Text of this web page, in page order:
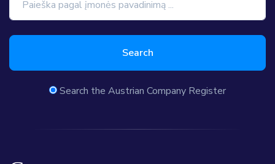
Search
Search the Austrian Company Register